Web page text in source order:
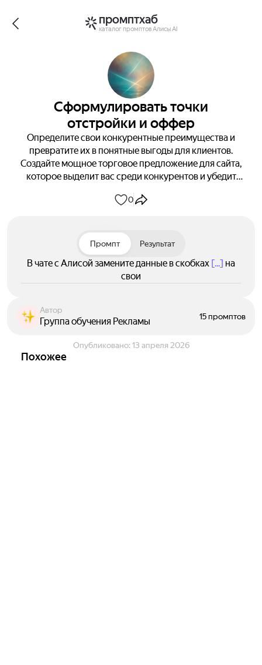
промптхаб
каталог промптов Алисы AI
Сформулировать точки
отстройки и оффер
Определите свои конкурентные преимущества и
превратите их в понятные выгоды для клиентов.
Создайте мощное торговое предложение для сайта,
которое выделит вас среди конкурентов и убедит
набор маркетинговых инструментов для увеличения
0
Промпт Результат
В чате с Алисой замените данные в скобках [...] на
свои
Автор
Группа обучения Рекламы 15 промптов
Опубликовано: 13 апреля 2026
Похожее